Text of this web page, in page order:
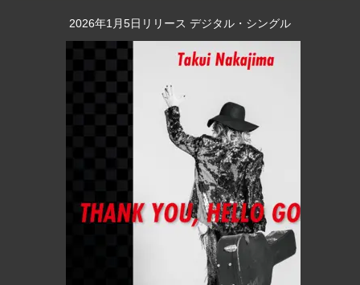
2026年1月5日リリース デジタル・シングル